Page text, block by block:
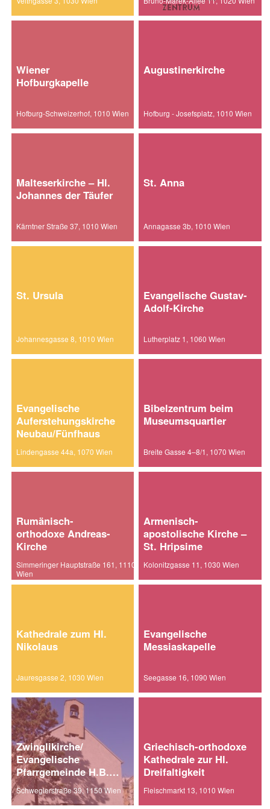
Wiener
Hofburgkapelle
Hofburg-Schweizerhof, 1010 Wien
Augustinerkirche
Hofburg - Josefsplatz, 1010 Wien
Malteserkirche – Hl.
Johannes der Täufer
Kärntner Straße 37, 1010 Wien
St. Anna
Annagasse 3b, 1010 Wien
St. Ursula
Johannesgasse 8, 1010 Wien
Evangelische Gustav-
Adolf-Kirche
Lutherplatz 1, 1060 Wien
Evangelische
Auferstehungskirche
Neubau/Fünfhaus
Lindengasse 44a, 1070 Wien
Bibelzentrum beim
Museumsquartier
Breite Gasse 4–8/1, 1070 Wien
Rumänisch-
orthodoxe Andreas-
Kirche
Simmeringer Hauptstraße 161, 1110
Wien
Armenisch-
apostolische Kirche –
St. Hripsime
Kolonitzgasse 11, 1030 Wien
Kathedrale zum Hl.
Nikolaus
Jauresgasse 2, 1030 Wien
Evangelische
Messiaskapelle
Seegasse 16, 1090 Wien
Zwinglikirche/
Evangelische
Pfarrgemeinde H.B.
Wien-West
Schweglerstraße 39, 1150 Wien
Griechisch-orthodoxe
Kathedrale zur Hl.
Dreifaltigkeit
Fleischmarkt 13, 1010 Wien